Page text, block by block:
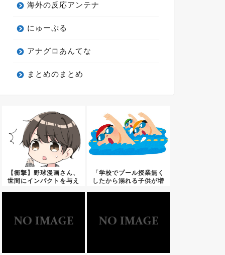
海外の反応アンテナ
にゅーぷる
アナグロあんてな
まとめのまとめ
【衝撃】野球漫画さん、
世間にインパクトを与え
「学校でプール授業無く
したから溺れる子供が増